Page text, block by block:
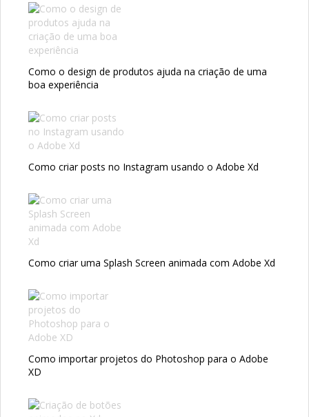
Como o design de produtos ajuda na criação de uma
boa experiência
Como criar posts no Instagram usando o Adobe Xd
Como criar uma Splash Screen animada com Adobe Xd
Como importar projetos do Photoshop para o Adobe
XD